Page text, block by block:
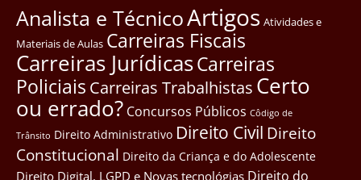
Analista e TécnicoArtigos Atividades e
Materiais de Aulas Carreiras Fiscais
Carreiras JurídicasCarreiras
Policiais Carreiras Trabalhistas Certo
ou errado? Concursos Públicos Côdigo de
Trânsito Direito Administrativo Direito Civil Direito
Constitucional Direito da Criança e do Adolescente
Direito Digital, LGPD e Novas tecnológias Direito do